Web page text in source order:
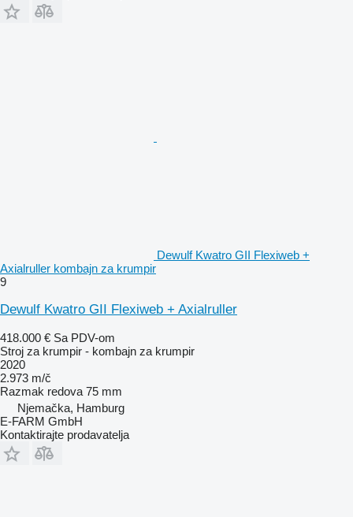
Dewulf Kwatro GII Flexiweb +
Axialruller kombajn za krumpir
9
Dewulf Kwatro GII Flexiweb + Axialruller
418.000 € Sa PDV-om
Stroj za krumpir - kombajn za krumpir
2020
2.973 m/č
Razmak redova 75 mm
Njemačka, Hamburg
E-FARM GmbH
Kontaktirajte prodavatelja